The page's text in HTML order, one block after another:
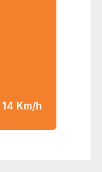
14 Km/h